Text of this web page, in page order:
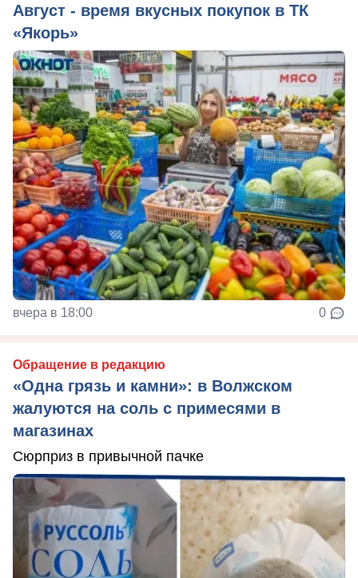
Август - время вкусных покупок в ТК
«Якорь»
вчера в 18:00 0
Обращение в редакцию
«Одна грязь и камни»: в Волжском
жалуются на соль с примесями в
магазинах
Сюрприз в привычной пачке